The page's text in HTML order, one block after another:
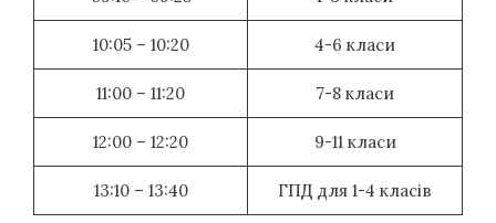
10:05 – 10:20 4-6 класи
11:00 – 11:20 7-8 класи
12:00 – 12:20 9-11 класи
13:10 – 13:40 ГПД для 1-4 класів